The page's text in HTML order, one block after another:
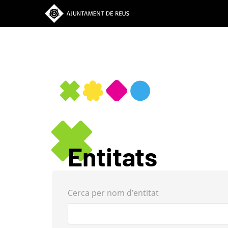
Entitats
Cerca per nom d’entitat